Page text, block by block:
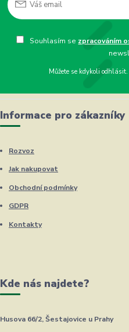
Souhlasím se zpracováním
Můžete se kdykoli
Informace pro zákazníky
Rozvoz
Jak nakupovat
Obchodní podmínky
GDPR
Kontakty
Kde nás najdete?
Husova 66/2, Šestajovice u Prahy